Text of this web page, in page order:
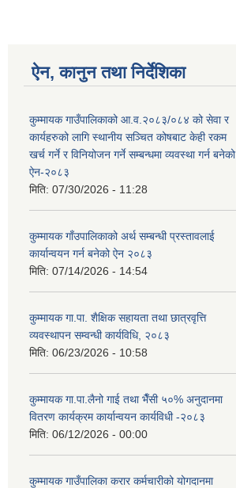
ऐन, कानुन तथा निर्देशिका
कुम्मायक गाउँपालिकाको आ.व.२०८३/०८४ को सेवा र
कार्यहरुको लागि स्थानीय सञ्चित कोषबाट केही रकम
खर्च गर्ने र विनियोजन गर्ने सम्बन्धमा व्यवस्था गर्न बनेको
ऐन-२०८३
मिति: 07/30/2026 - 11:28
कुम्मायक गाँउपालिकाको अर्थ सम्बन्धी प्रस्तावलाई
कार्यान्वयन गर्न बनेको ऐन २०८३
मिति: 07/14/2026 - 14:54
कुम्मायक गा.पा. शैक्षिक सहायता तथा छात्रवृत्ति
व्यवस्थापन सम्वन्धी कार्यविधि, २०८३
मिति: 06/23/2026 - 10:58
कुम्मायक गा.पा.लैनो गाई तथा भैँसी ५०% अनुदानमा
वितरण कार्यक्रम कार्यान्वयन कार्यविधी -२०८३
मिति: 06/12/2026 - 00:00
कुम्मायक गाउँपालिका करार कर्मचारीको योगदानमा